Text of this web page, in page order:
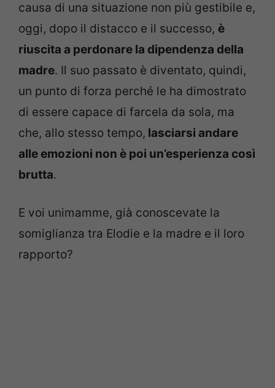
causa di una situazione non più gestibile e,
oggi, dopo il distacco e il successo, è
riuscita a perdonare la dipendenza della
madre. Il suo passato è diventato, quindi,
un punto di forza perché le ha dimostrato
di essere capace di farcela da sola, ma
che, allo stesso tempo, lasciarsi andare
alle emozioni non è poi un’esperienza così
brutta.
E voi unimamme, già conoscevate la
somiglianza tra Elodie e la madre e il loro
rapporto?